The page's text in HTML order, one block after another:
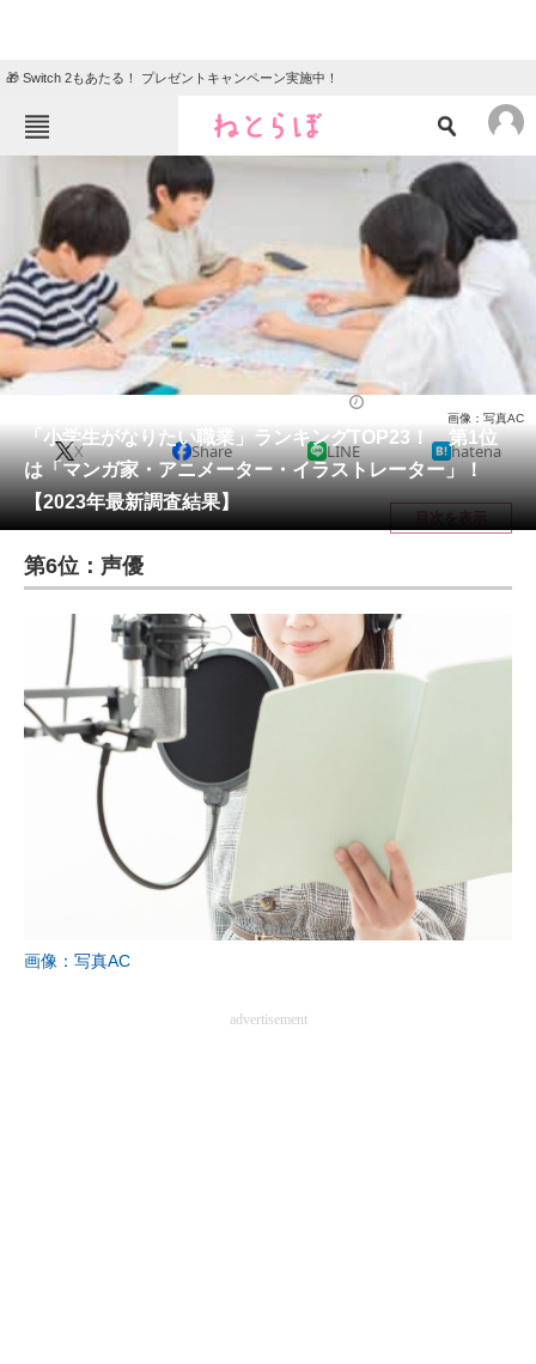
🎁 Switch 2もあたる！ プレゼントキャンペーン実施中！
ねとらぼメニュー
TOP
エンタメ
グルメ 地域
住まい 教育・育児
動物 リサーチ
会員記事
メディア
注目記事を集めた総合ページ
ITの今と未来を見通す
スマホと通信の最新トレンド
進化するPCとデバイスの未来
好きが集まる 比べて選べる
ビジネスと働き方のヒント
AI活用のいまが分かる
企業ITのトレンドを詳説
「小学生がなりたい職業」ランキングTOP23！ 第1位
は「マンガ家・アニメーター・イラストレーター」！
【2023年最新調査結果】
画像：写真AC
X Share LINE hatena
目次を表示
第6位：声優
画像：写真AC
advertisement